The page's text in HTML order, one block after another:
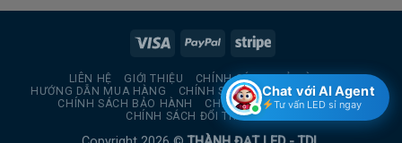
LIÊN HỆ GIỚI THIỆU
CHÍNH SÁCH TRẢ HÀNG
HƯỚNG DẪN MUA HÀNG
CHÍNH SÁCH BẢO MẬT THÔNG TIN
CHÍNH SÁCH BẢO HÀNH
CHÍNH SÁCH GIAO HÀNG
CHÍNH SÁCH ĐỔI TRẢ HÀNG
Chat với AI Agent
Tư vấn LED sỉ ngay